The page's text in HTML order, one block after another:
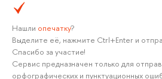
Нашли опечатку?
Выделите её, нажмите Ctrl+Enter и
Спасибо за участие!
Сервис предназначен только для
орфографических и пунктуационных